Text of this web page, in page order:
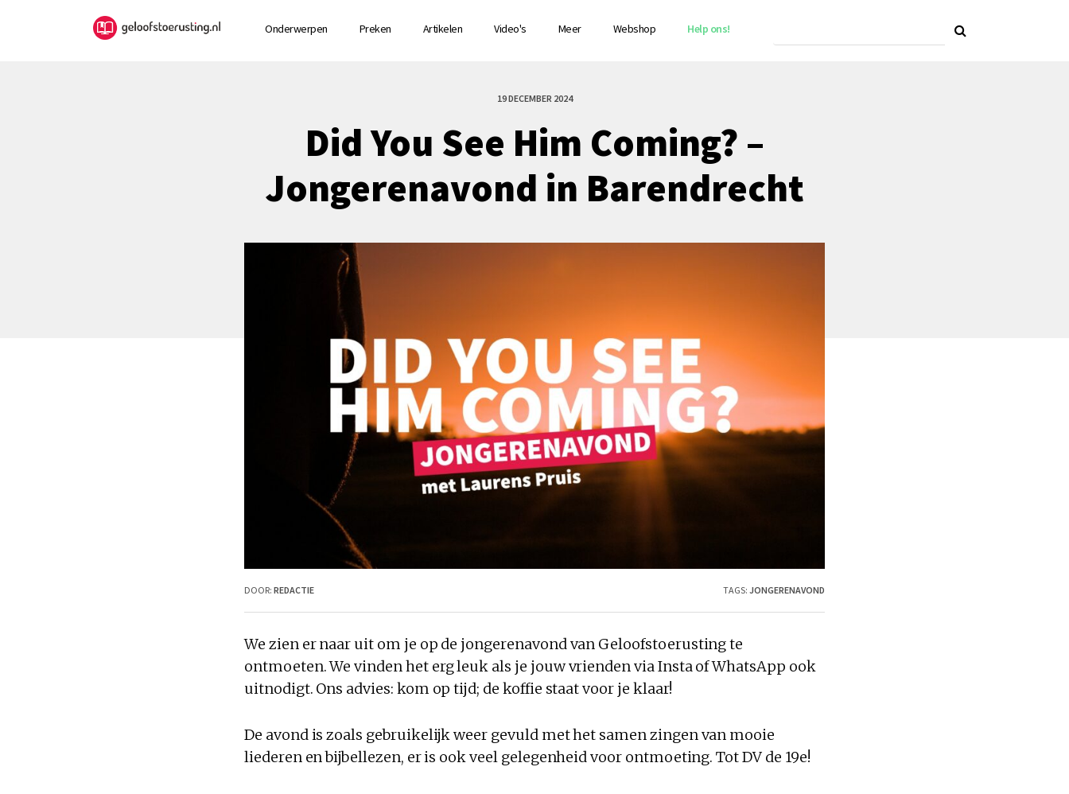
Onderwerpen Preken Artikelen Video's Meer Webshop Help ons!
19 DECEMBER 2024
Did You See Him Coming? –
Jongerenavond in Barendrecht
DOOR: REDACTIE TAGS: JONGERENAVOND
We zien er naar uit om je op de jongerenavond van Geloofstoerusting te
ontmoeten. We vinden het erg leuk als je jouw vrienden via Insta of WhatsApp ook
uitnodigt. Ons advies: kom op tijd; de koffie staat voor je klaar!
De avond is zoals gebruikelijk weer gevuld met het samen zingen van mooie
liederen en bijbellezen, er is ook veel gelegenheid voor ontmoeting. Tot DV de 19e!